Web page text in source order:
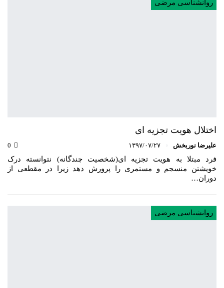
روانشناسی مرضی
اختلال هویت تجزیه ای
علیرضا نوربخش ۱۳۹۷/۰۷/۲۷
فرد مبتلا به هویت تجزیه ای(شخصیت چندگانه) نتوانسته درک
خویشتن منسجم و مستمری را پرورش دهد زیرا در مقطعی از
دوران…
روانشناسی مرضی